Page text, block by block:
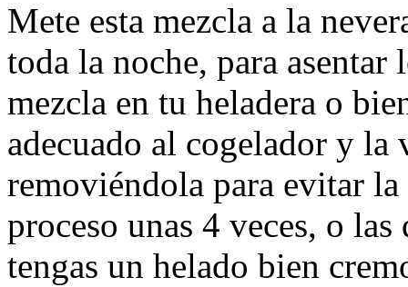
Mete esta mezcla a la
toda la noche, para asentar
mezcla en tu heladera o
adecuado al cogelador y la
removiéndola para evitar
proceso unas 4 veces, o las
tengas un helado bien